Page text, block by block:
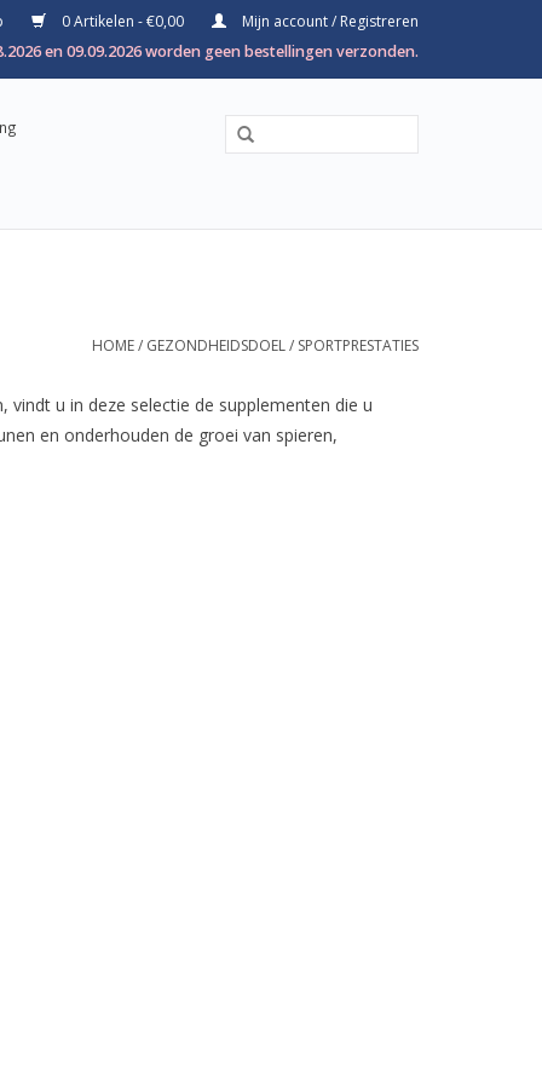
0 Artikelen - €0,00
Mijn account / Registreren
en 09.09.2026 worden geen bestellingen verzonden.
HOME/ GEZONDHEIDSDOEL/ SPORTPRESTATIES
u in deze selectie de supplementen die u
en onderhouden de groei van spieren,